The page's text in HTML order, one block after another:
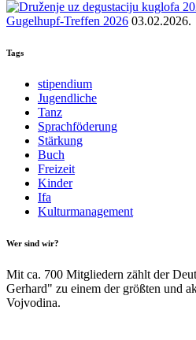
Gugelhupf-Treffen 2026 03.02.2026.
Tags
stipendium
Jugendliche
Tanz
Sprachföderung
Stärkung
Buch
Freizeit
Kinder
Ifa
Kulturmanagement
Wer sind wir?
Mit ca. 700 Mitgliedern zählt der
Gerhard" zu einem der größten und
Vojvodina.